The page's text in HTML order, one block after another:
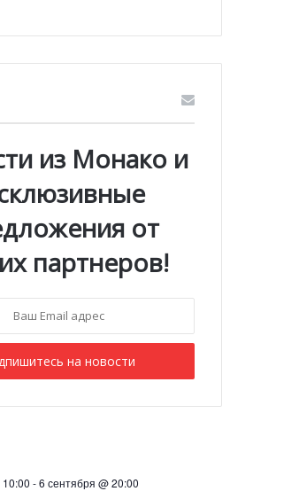
из Монако и
от
партнеров!
-6 сентября @ 20:00